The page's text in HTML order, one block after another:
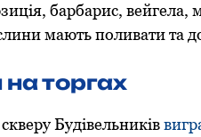
барбарис,
мають поливати та
на торгах
Будівельників